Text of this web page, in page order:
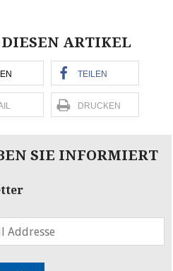
ARTIKEL
TEILEN
DRUCKEN
SIE INFORMIERT